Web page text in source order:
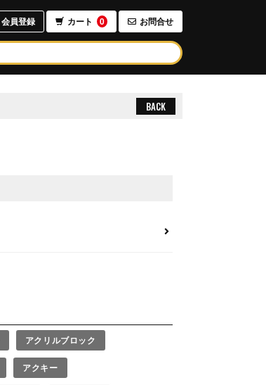
会員登録 カート 0 お問合せ
BACK
アクリルブロック
アクキー